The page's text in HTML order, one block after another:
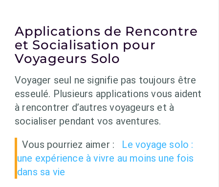
Applications de Rencontre
et Socialisation pour
Voyageurs Solo
Voyager seul ne signifie pas toujours être
esseulé. Plusieurs applications vous aident
à rencontrer d’autres voyageurs et à
socialiser pendant vos aventures.
Vous pourriez aimer :
Le voyage solo :
une expérience à vivre au moins une fois
dans sa vie